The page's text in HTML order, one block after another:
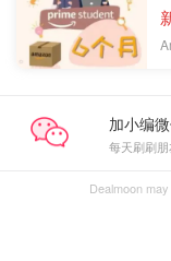
加小编微
每天刷刷
Dealmoon